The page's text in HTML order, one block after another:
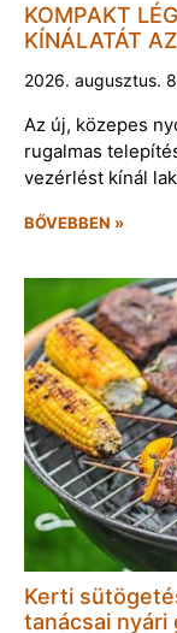
KOMPAKT
KÍNÁLATÁT
2026. augusztus.
Az új, közepes
rugalmas
vezérlést kínál
BŐVEBBEN »
Kerti
tanácsai nyári